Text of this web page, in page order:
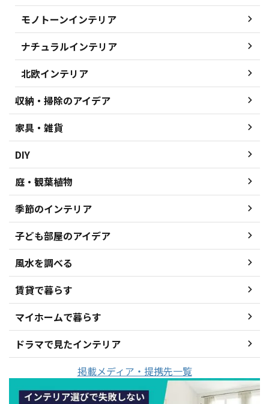
モノトーンインテリア
ナチュラルインテリア
北欧インテリア
収納・掃除のアイデア
家具・雑貨
DIY
庭・観葉植物
季節のインテリア
子ども部屋のアイデア
風水を調べる
賃貸で暮らす
マイホームで暮らす
ドラマで見たインテリア
掲載メディア・提携先一覧